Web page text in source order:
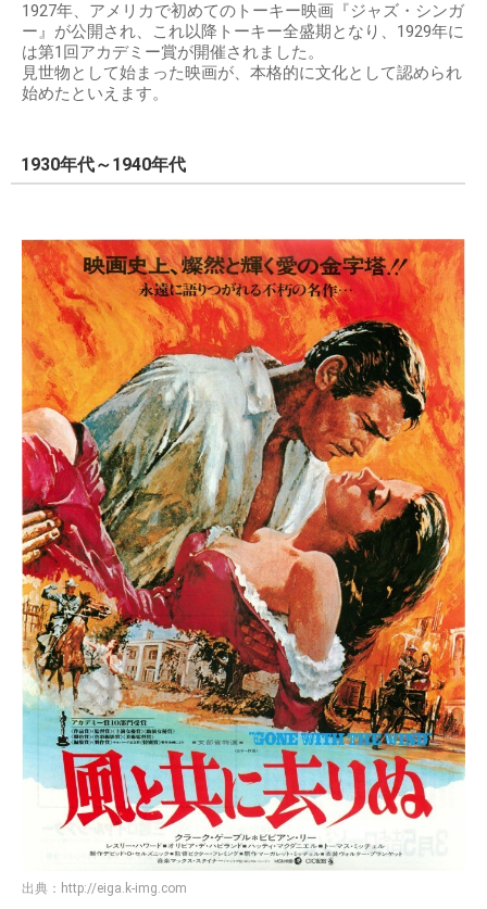
1927年、アメリカで初めてのトーキー映画『ジャズ・シンガ
ー』が公開され、これ以降トーキー全盛期となり、1929年に
は第1回アカデミー賞が開催されました。
見世物として始まった映画が、本格的に文化として認められ
始めたといえます。
1930年代～1940年代
出典： http://eiga.k-img.com